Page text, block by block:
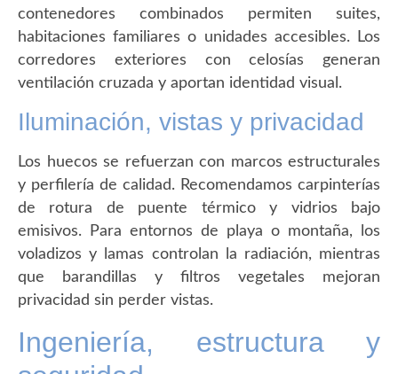
contenedores combinados permiten suites,
habitaciones familiares o unidades accesibles. Los
corredores exteriores con celosías generan
ventilación cruzada y aportan identidad visual.
Iluminación, vistas y privacidad
Los huecos se refuerzan con marcos estructurales
y perfilería de calidad. Recomendamos carpinterías
de rotura de puente térmico y vidrios bajo
emisivos. Para entornos de playa o montaña, los
voladizos y lamas controlan la radiación, mientras
que barandillas y filtros vegetales mejoran
privacidad sin perder vistas.
Ingeniería, estructura y